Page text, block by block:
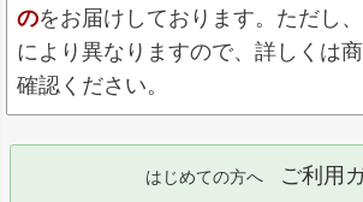
のをお届けしております。ただし
により異なりますので、詳しくは
確認ください。
はじめての方へ ご利用